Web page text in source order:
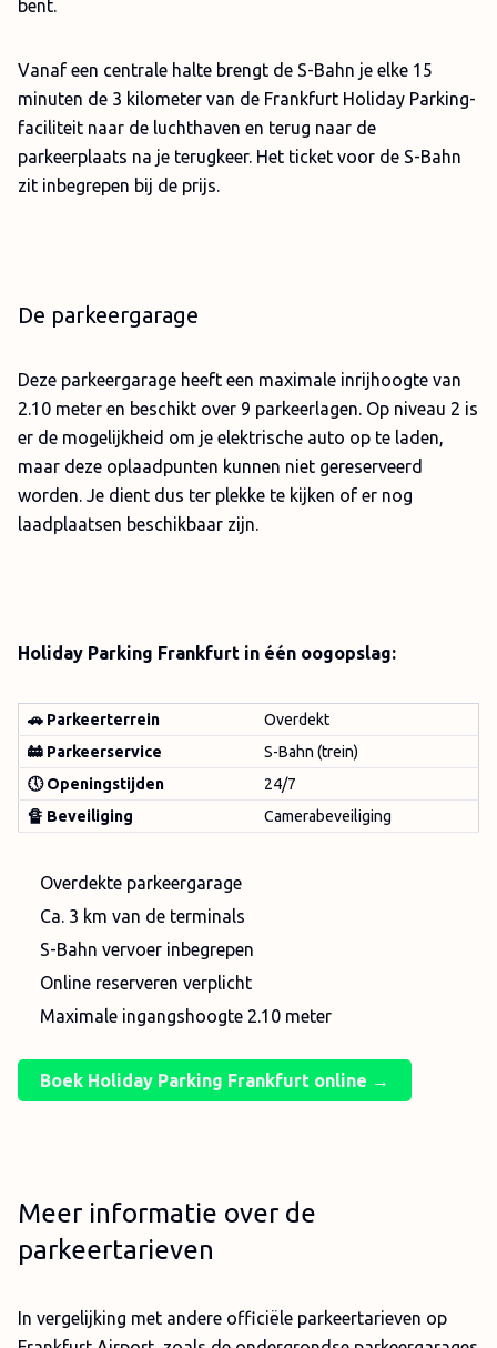
bent.
Vanaf een centrale halte brengt de S-Bahn je elke 15
minuten de 3 kilometer van de Frankfurt Holiday Parking-
faciliteit naar de luchthaven en terug naar de
parkeerplaats na je terugkeer. Het ticket voor de S-Bahn
zit inbegrepen bij de prijs.
De parkeergarage
Deze parkeergarage heeft een maximale inrijhoogte van
2.10 meter en beschikt over 9 parkeerlagen. Op niveau 2 is
er de mogelijkheid om je elektrische auto op te laden,
maar deze oplaadpunten kunnen niet gereserveerd
worden. Je dient dus ter plekke te kijken of er nog
laadplaatsen beschikbaar zijn.
Holiday Parking Frankfurt in één oogopslag:
🚗 Parkeerterrein
Overdekt
🚋 Parkeerservice
S-Bahn (trein)
🕔 Openingstijden
24/7
🔏 Beveiliging
Camerabeveiliging
Overdekte parkeergarage
Ca. 3 km van de terminals
S-Bahn vervoer inbegrepen
Online reserveren verplicht
Maximale ingangshoogte 2.10 meter
Boek Holiday Parking Frankfurt online →
Meer informatie over de
parkeertarieven
In vergelijking met andere officiële parkeertarieven op